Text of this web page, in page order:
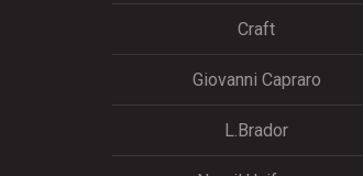
Craft
Giovanni Capraro
L.Brador